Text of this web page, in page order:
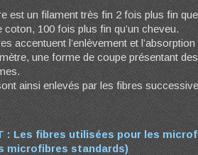
est un filament très fin 2 fois plus fin
coton, 100 fois plus fin qu’un cheveu.
accentuent l’enlèvement et
une forme de coupe présentant
ainsi enlevés par les fibres
: Les fibres utilisées pour les
microfibres standards)